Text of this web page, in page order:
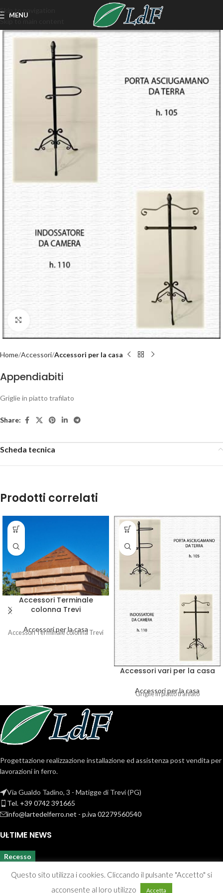
Skip to navigation
Skip to main content
MENU
Click to enlarge
Home Accessori Accessori per la casa
Appendiabiti
Griglie in piatto trafilato
Share:
Scheda tecnica
Prodotti correlati
Accessori Terminale
colonna Trevi
Accessori per la casa
Accessori Terminale colonna Trevi
Accessori vari per la casa
Accessori per la casa
Griglie in piatto trafilato
Progettazione realizzazione installazione ed assistenza post vendita per
lavorazioni in ferro.
Via Gualdo Tadino, 3 - Matigge di Trevi (PG)
Tel. +39 0742 391665
info@lartedelferro.net - p.iva 02279560540
ULTIME NEWS
Recesso
Questo sito utilizza i cookies. Cliccando il pulsante "Accetto" si
acconsente al loro utilizzo
Accetta